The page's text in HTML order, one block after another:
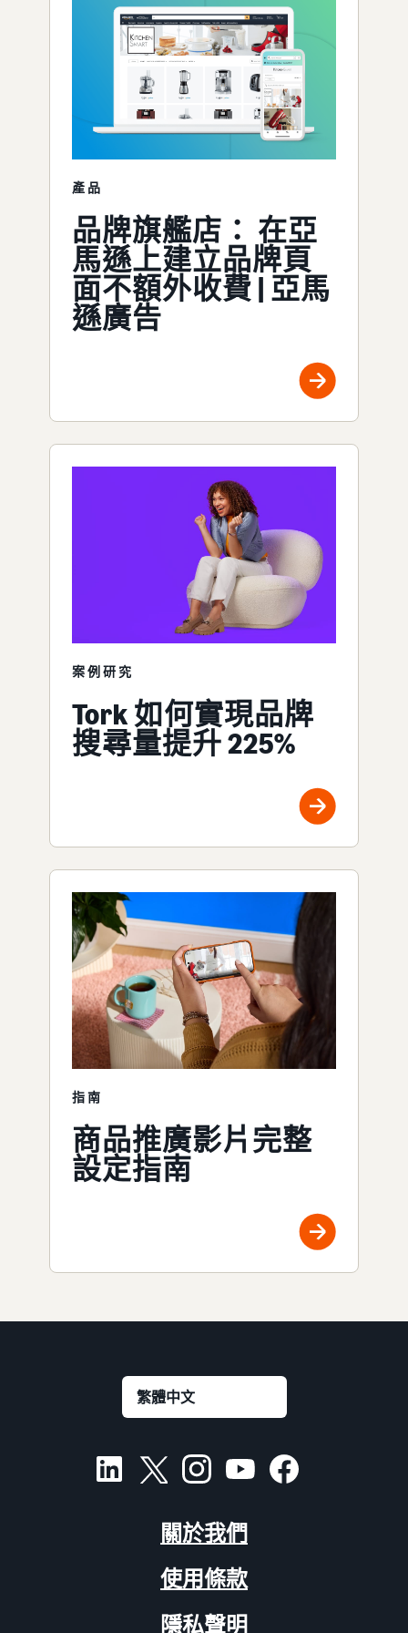
產品
品牌旗艦店： 在亞
馬遜上建立品牌頁
面不額外收費 | 亞馬
遜廣告
案例研究
Tork 如何實現品牌
搜尋量提升 225%
指南
商品推廣影片完整
設定指南
關於我們
使用條款
隱私聲明